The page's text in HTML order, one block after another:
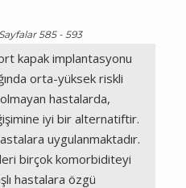
Sayfalar 585 - 593
kapak implantasyonu
orta-yüksek riskli
hastalarda,
iyi bir alternatiftir.
uygulanmaktadır.
birçok komorbiditeyi
hastalara özgü